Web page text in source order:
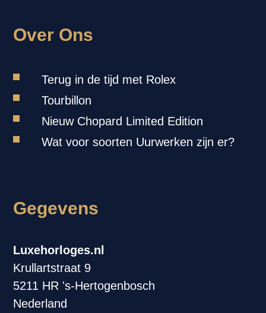
Over Ons
Terug in de tijd met Rolex
Tourbillon
Nieuw Chopard Limited Edition
Wat voor soorten Uurwerken zijn er?
Gegevens
Luxehorloges.nl
Krullartstraat 9
5211 HR 's-Hertogenbosch
Nederland